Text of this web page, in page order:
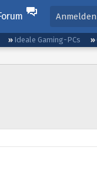
Anmelden
Ideale Gaming-PCs